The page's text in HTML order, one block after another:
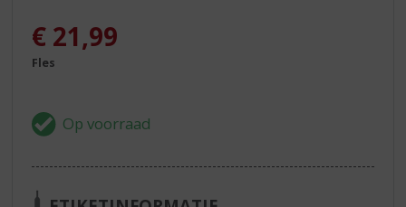
€ 21,99
Fles